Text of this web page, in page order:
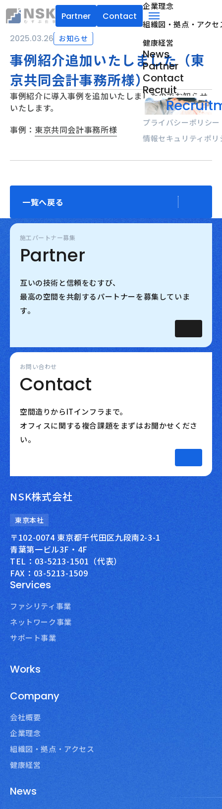
NSK株式会社
Partner Contact
menu
企業理念
組織図・拠点・アクセ
健康経営
News
Partner
Contact
Recruit
プライバシーポリシー
情報セキュリティポリ
2025.03.26 お知らせ
事例紹介追加いたしました（東
京共同会計事務所様）
事例紹介に導入事例を追加いたしましたのでお知らせ
いたします。
事例： 東京共同会計事務所様
一覧へ戻る
施工パートナー募集
Partner
互いの技術と信頼をむすび、
最高の空間を共創するパートナーを募集していま
す。
お問い合わせ
Contact
空間造りからITインフラまで。
オフィスに関する複合課題をまずはお聞かせくださ
い。
NSK株式会社
東京本社
〒102-0074 東京都千代田区九段南2-3-1
青葉第一ビル3F・4F
TEL：03-5213-1501（代表）
FAX：03-5213-1509
Services
ファシリティ事業
ネットワーク事業
サポート事業
Works
Company
会社概要
企業理念
組織図・拠点・アクセス
健康経営
News